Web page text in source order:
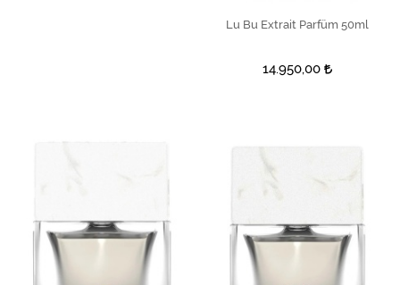
SEPETE EKLE
Lu Bu Extrait Parfüm 50ml
14.950,00